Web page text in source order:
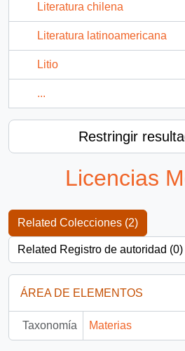
Literatura chilena
Literatura latinoamericana
Litio
...
Restringir
Licencias
Related Colecciones (2)
Related Registro de autoridad (0)
ÁREA DE ELEMENTOS
Taxonomía Materias